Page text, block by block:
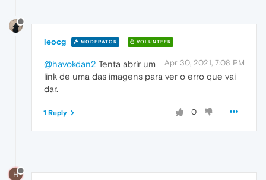
leocg MODERATOR VOLUNTEER
Apr 30, 2021, 7:08 PM
@havokdan2 Tenta abrir um
link de uma das imagens para ver o erro que vai
dar.
0
1 Reply
H